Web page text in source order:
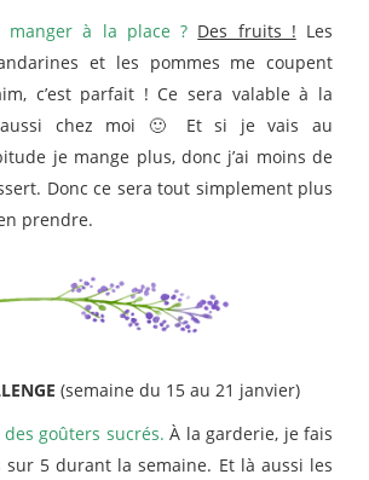
manger à la place ? Des fruits ! Les
et les pommes me coupent
c’est parfait ! Ce sera valable à la
aussi chez moi 🙂 Et si je vais au
je mange plus, donc j’ai moins de
Donc ce sera tout simplement plus
prendre.
(semaine du 15 au 21 janvier)
goûters sucrés. À la garderie, je fais
5 durant la semaine. Et là aussi les